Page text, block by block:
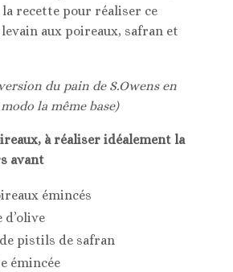
recette pour réaliser ce
aux poireaux, safran et
du pain de S.Owens en
la même base)
à réaliser idéalement la
avant
émincés
d’olive
pistils de safran
émincée